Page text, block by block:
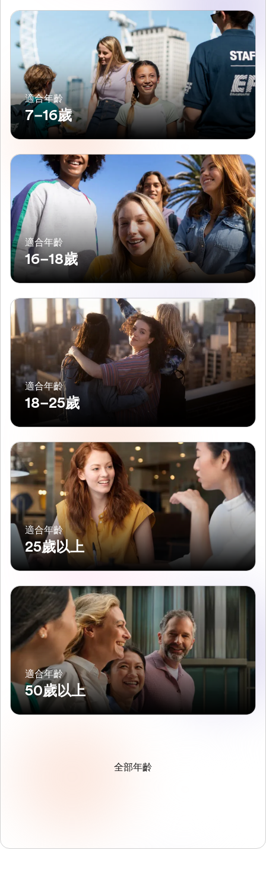
適合年齡
7–16歲
適合年齡
16–18歲
適合年齡
18–25歲
適合年齡
25歲以上
適合年齡
50歲以上
全部年齡